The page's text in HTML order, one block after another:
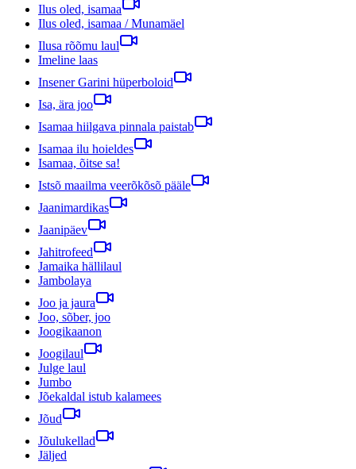
Ilus oled, isamaa
Ilus oled, isamaa / Munamäel
Ilusa rõõmu laul
Imeline laas
Insener Garini hüperboloid
Isa, ära joo
Isamaa hiilgava pinnala paistab
Isamaa ilu hoieldes
Isamaa, õitse sa!
Istsõ maailma veerõkõsõ pääle
Jaanimardikas
Jaanipäev
Jahitrofeed
Jamaika hällilaul
Jambolaya
Joo ja jaura
Joo, sõber, joo
Joogikaanon
Joogilaul
Julge laul
Jumbo
Jõekaldal istub kalamees
Jõud
Jõulukellad
Jäljed